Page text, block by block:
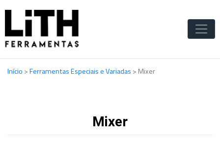
Início >Ferramentas Especiais e Variadas > Mixer
Mixer